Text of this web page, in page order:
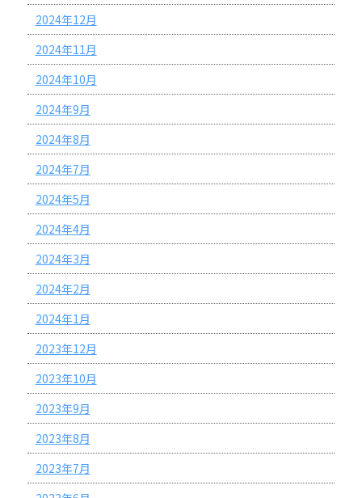
2024年12月
2024年11月
2024年10月
2024年9月
2024年8月
2024年7月
2024年5月
2024年4月
2024年3月
2024年2月
2024年1月
2023年12月
2023年10月
2023年9月
2023年8月
2023年7月